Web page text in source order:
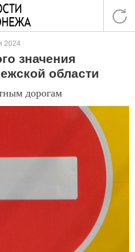
2024
значения
области
дорогам